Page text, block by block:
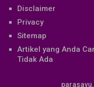
Disclaimer
Privacy
Sitemap
Artikel yang Anda
Tidak Ada